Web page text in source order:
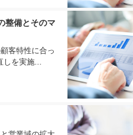
整備とそのマ
客特性に合っ
しを実施...